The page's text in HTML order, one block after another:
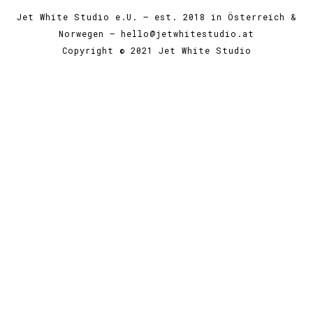
Jet White Studio e.U. — est. 2018 in Österreich &
Norwegen — hello@jetwhitestudio.at
Copyright © 2021 Jet White Studio